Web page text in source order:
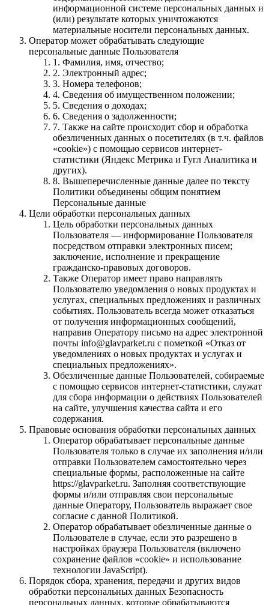
информационной системе персональных данных и
(или) результате которых уничтожаются
материальные носители персональных данных.
Оператор может обрабатывать следующие
персональные данные Пользователя
1. Фамилия, имя, отчество;
2. Электронный адрес;
3. Номера телефонов;
4. Сведения об имущественном положении;
5. Cведения о доходах;
6. Сведения о задолженности;
7. Также на сайте происходит сбор и обработка
обезличенных данных о посетителях (в т.ч. файлов
«cookie») с помощью сервисов интернет-
статистики (Яндекс Метрика и Гугл Аналитика и
других).
8. Вышеперечисленные данные далее по тексту
Политики объединены общим понятием
Персональные данные
Цели обработки персональных данных
Цель обработки персональных данных
Пользователя — информирование Пользователя
посредством отправки электронных писем;
заключение, исполнение и прекращение
гражданско-правовых договоров.
Также Оператор имеет право направлять
Пользователю уведомления о новых продуктах и
услугах, специальных предложениях и различных
событиях. Пользователь всегда может отказаться
от получения информационных сообщений,
направив Оператору письмо на адрес электронной
почты info@glavparket.ru с пометкой «Отказ от
уведомлениях о новых продуктах и услугах и
специальных предложениях».
Обезличенные данные Пользователей, собираемые
с помощью сервисов интернет-статистики, служат
для сбора информации о действиях Пользователей
на сайте, улучшения качества сайта и его
содержания.
Правовые основания обработки персональных данных
Оператор обрабатывает персональные данные
Пользователя только в случае их заполнения и/или
отправки Пользователем самостоятельно через
специальные формы, расположенные на сайте
https://glavparket.ru. Заполняя соответствующие
формы и/или отправляя свои персональные
данные Оператору, Пользователь выражает свое
согласие с данной Политикой.
Оператор обрабатывает обезличенные данные о
Пользователе в случае, если это разрешено в
настройках браузера Пользователя (включено
сохранение файлов «cookie» и использование
технологии JavaScript).
Порядок сбора, хранения, передачи и других видов
обработки персональных данных Безопасность
персональных данных, которые обрабатываются